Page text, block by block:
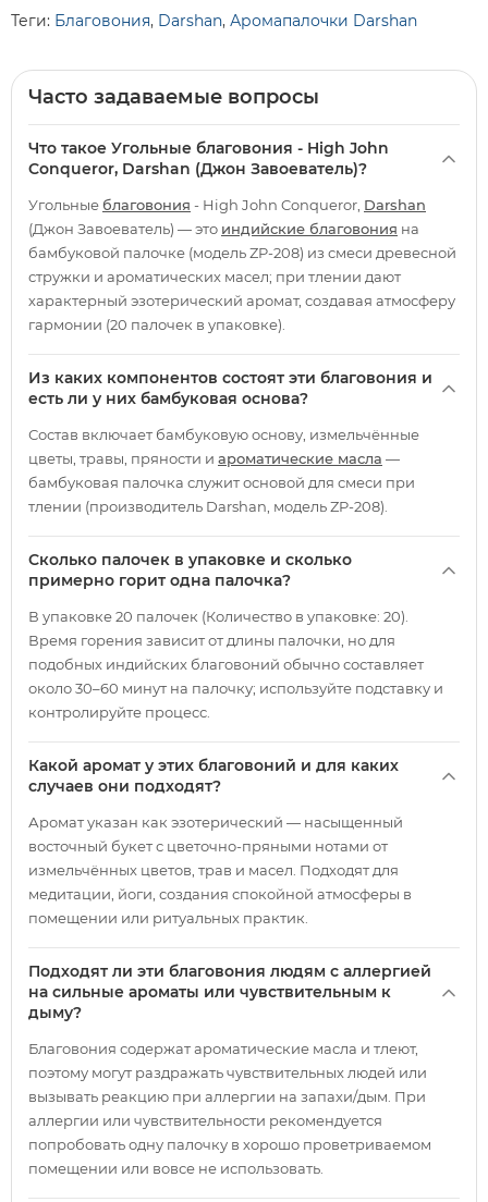
Теги: Благовония, Darshan, Аромапалочки Darshan
Часто задаваемые вопросы
Что такое Угольные благовония - High John
Conqueror, Darshan (Джон Завоеватель)?
Угольныеблаговония - High John Conqueror, Darshan
(Джон Завоеватель) — это индийские благовония на
бамбуковой палочке (модель ZP-208) из смеси древесной
стружки и ароматических масел; при тлении дают
характерный эзотерический аромат, создавая атмосферу
гармонии (20 палочек в упаковке).
Из каких компонентов состоят эти благовония и
есть ли у них бамбуковая основа?
Состав включает бамбуковую основу, измельчённые
цветы, травы, пряности и ароматические масла —
бамбуковая палочка служит основой для смеси при
тлении (производитель Darshan, модель ZP-208).
Сколько палочек в упаковке и сколько
примерно горит одна палочка?
В упаковке 20 палочек (Количество в упаковке: 20).
Время горения зависит от длины палочки, но для
подобных индийских благовоний обычно составляет
около 30–60 минут на палочку; используйте подставку и
контролируйте процесс.
Какой аромат у этих благовоний и для каких
случаев они подходят?
Аромат указан как эзотерический — насыщенный
восточный букет с цветочно-пряными нотами от
измельчённых цветов, трав и масел. Подходят для
медитации, йоги, создания спокойной атмосферы в
помещении или ритуальных практик.
Подходят ли эти благовония людям с аллергией
на сильные ароматы или чувствительным к
дыму?
Благовония содержат ароматические масла и тлеют,
поэтому могут раздражать чувствительных людей или
вызывать реакцию при аллергии на запахи/дым. При
аллергии или чувствительности рекомендуется
попробовать одну палочку в хорошо проветриваемом
помещении или вовсе не использовать.